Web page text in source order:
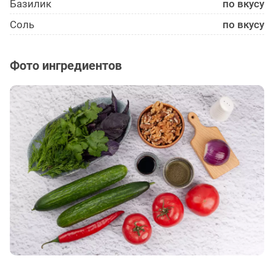
Базилик
по вкусу
Соль
по вкусу
Фото ингредиентов